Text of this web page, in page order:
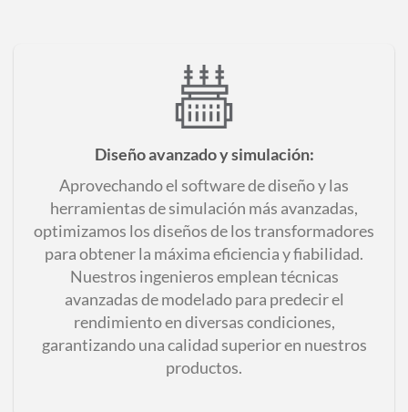
Diseño avanzado y simulación:
Aprovechando el software de diseño y las
herramientas de simulación más avanzadas,
optimizamos los diseños de los transformadores
para obtener la máxima eficiencia y fiabilidad.
Nuestros ingenieros emplean técnicas
avanzadas de modelado para predecir el
rendimiento en diversas condiciones,
garantizando una calidad superior en nuestros
productos.